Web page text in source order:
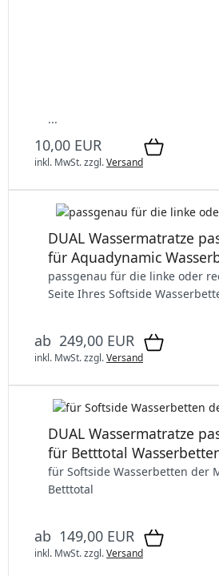
...
10,00 EUR
inkl. MwSt.zzgl.Versand
DUAL Wassermatratze
für Aquadynamic
passgenau für die linke oder
Seite Ihres Softside
ab 249,00 EUR
inkl. MwSt.zzgl.Versand
DUAL Wassermatratze
für Betttotal
für Softside Wasserbetten der
Betttotal
ab 149,00 EUR
inkl. MwSt.zzgl.Versand